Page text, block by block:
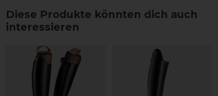
Diese Produkte könnten dich auch
interessieren